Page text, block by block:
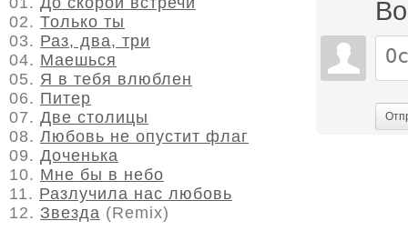
02. Только ты
03. Раз, два, три
04. Маешься
05. Я в тебя влюблен
06. Питер
07. Две столицы
08. Любовь не опустит флаг
09. Доченька
10. Мне бы в небо
11. Разлучила нас любовь
12. Звезда (Remix)